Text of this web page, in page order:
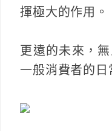
揮極大的作用。
更遠的未來，
一般消費者的日